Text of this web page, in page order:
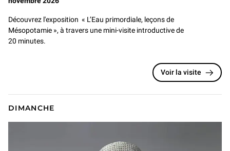
Découvrez l'exposition « L’Eau primordiale, leçons de
Mésopotamie », à travers une mini-visite introductive de
20 minutes.
Voir la visite
DIMANCHE